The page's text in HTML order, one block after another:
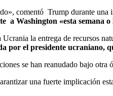
comentó Trump durante
a Washington «esta semana
la entrega de recursos
por el presidente ucraniano,
se han reanudado bajo otra
una fuerte implicación